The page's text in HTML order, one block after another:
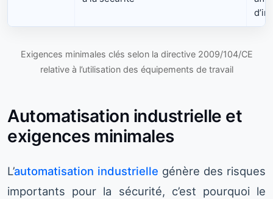
Exigences minimales clés selon la directive 2009/104/CE
relative à l’utilisation des équipements de travail
Automatisation industrielle et
exigences minimales
L’automatisation industrielle génère des risques
importants pour la sécurité, c’est pourquoi le